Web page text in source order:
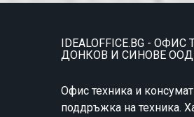
IDEALOFFICE.BG -
ДОНКОВ И СИНОВЕ ООД
Офис техника и
поддръжка на техника.